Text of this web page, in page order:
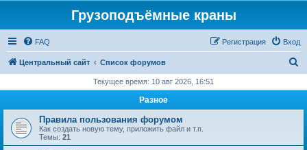
Грузоподъёмные краны
FAQ Вход
Регистрация
Центральный сайт Список форумов
с
Текущее время: 10 авг 2026, 16:51
Разное
Правила пользования форумом
Как создать новую тему, приложить файл и т.п.
Темы: 21